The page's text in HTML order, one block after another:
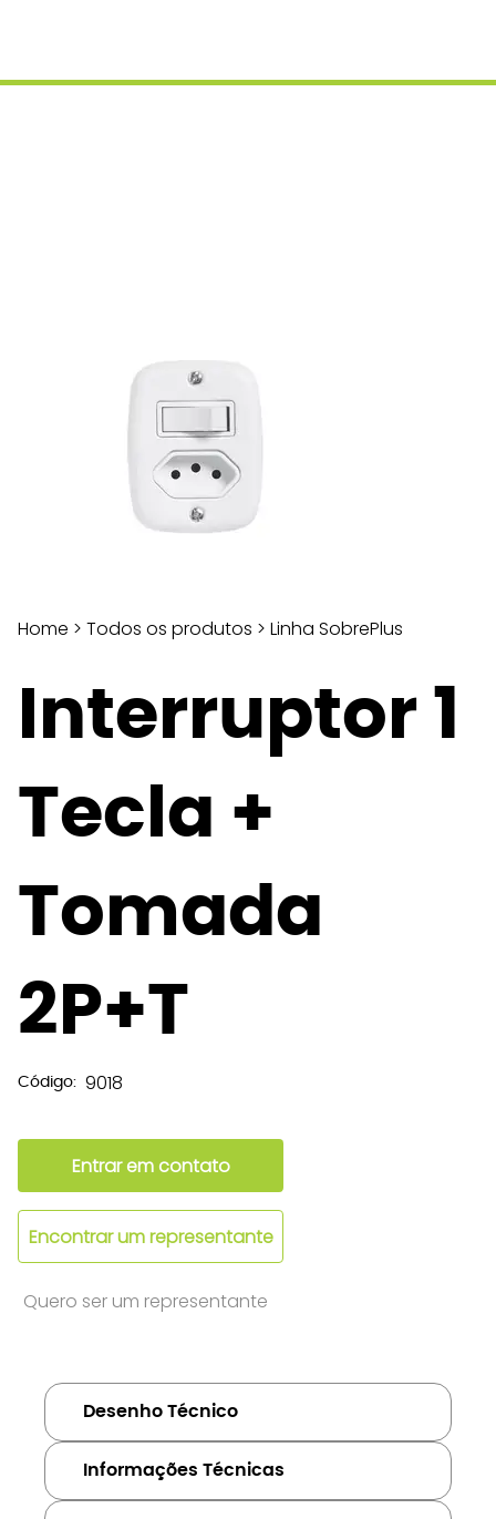
Home > Todos os produtos > Linha SobrePlus
Interruptor 1
Tecla +
Tomada
2P+T
Código: 9018
Entrar em contato
Encontrar um representante
Quero ser um representante
Desenho Técnico
Informações Técnicas